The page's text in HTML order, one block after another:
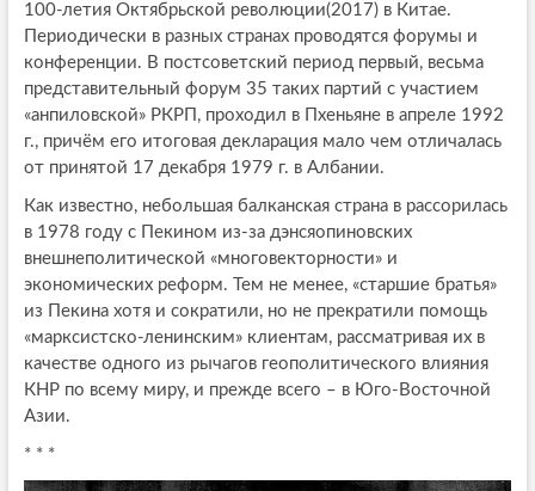
100-летия Октябрьской революции(2017) в Китае.
Периодически в разных странах проводятся форумы и
конференции. В постсоветский период первый, весьма
представительный форум 35 таких партий с участием
«анпиловской» РКРП, проходил в Пхеньяне в апреле 1992
г., причём его итоговая декларация мало чем отличалась
от принятой 17 декабря 1979 г. в Албании.
Как известно, небольшая балканская страна в рассорилась
в 1978 году с Пекином из-за дэнсяопиновских
внешнеполитической «многовекторности» и
экономических реформ. Тем не менее, «старшие братья»
из Пекина хотя и сократили, но не прекратили помощь
«марксистско-ленинским» клиентам, рассматривая их в
качестве одного из рычагов геополитического влияния
КНР по всему миру, и прежде всего – в Юго-Восточной
Азии.
* * *